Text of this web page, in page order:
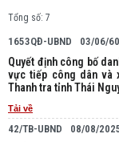
Tổng số: 7
1653QĐ-UBND 03/06/
Quyết định công bố
vực tiếp công dân và
Thanh tra tỉnh Thái
Tải về
42/TB-UBND 08/08/